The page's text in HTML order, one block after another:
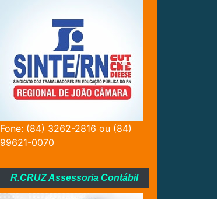
Fone: (84) 3262-2816 ou (84)
99621-0070
R.CRUZ Assessoria Contábil